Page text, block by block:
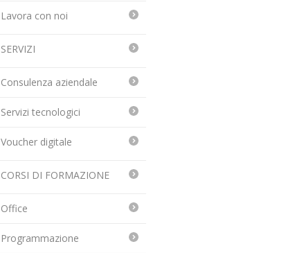
Lavora con noi
SERVIZI
Consulenza aziendale
Servizi tecnologici
Voucher digitale
CORSI DI FORMAZIONE
Office
Programmazione